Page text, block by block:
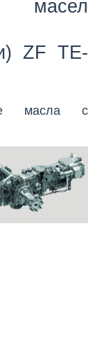
масел
ZF TE-
масла с